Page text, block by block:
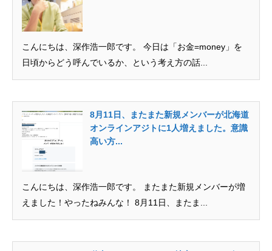
こんにちは、深作浩一郎です。 今日は「お金=money」を
日頃からどう呼んでいるか、という考え方の話...
8月11日、またまた新規メンバーが北海道
オンラインアジトに1人増えました。意識
高い方...
こんにちは、深作浩一郎です。 またまた新規メンバーが増
えました！やったねみんな！ 8月11日、またま...